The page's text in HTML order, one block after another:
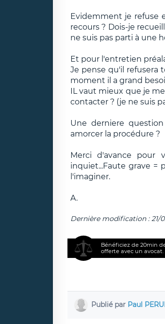
Evidemment je refuse
recours ? Dois-je
ne suis pas parti à une
Et pour l'entretien
Je pense qu'il refusera
moment il a grand
IL vaut mieux que je
contacter ? (je ne suis
Une derniere
amorcer la procédure ?
Merci d'avance pour
inquiet...Faute grave =
l'imaginer.
A.
Dernière modification : 21/
Bénéficiez de 20min
offerte avec un avocat.
Publié par Paul